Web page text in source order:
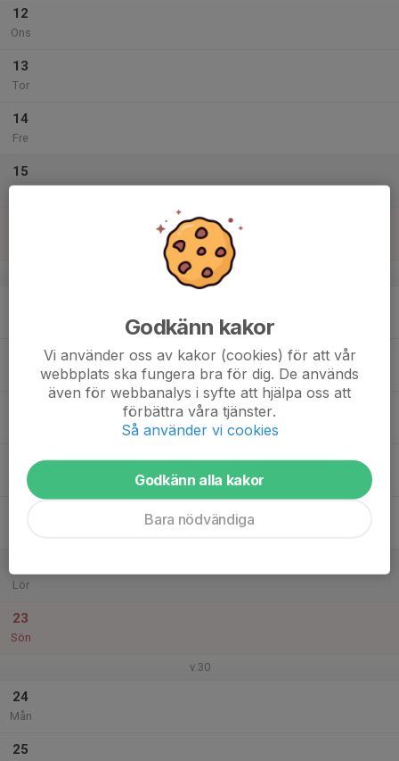
12
Ons
13
Tor
14
Fre
15
v.29
Tor
Lör
23
Sön
v.30
24
Mån
25
Godkänn kakor
Vi använder oss av kakor (cookies) för att vår
webbplats ska fungera bra för dig. De används
även för webbanalys i syfte att hjälpa oss att
förbättra våra tjänster.
Så använder vi cookies
Godkänn alla kakor
Bara nödvändiga